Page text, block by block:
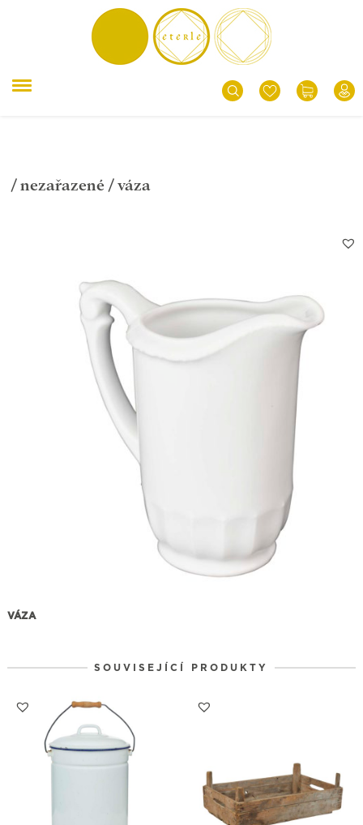
/ nezařazené / váza
VÁZA
SOUVISEJÍCÍ PRODUKTY